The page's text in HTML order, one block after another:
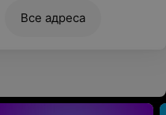
Все адреса